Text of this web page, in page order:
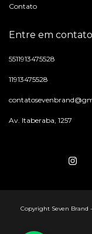
Contato
Entre em contato
5511913475528
11913475528
Av. Itaberaba, 1257
Copyright Seven Brand -